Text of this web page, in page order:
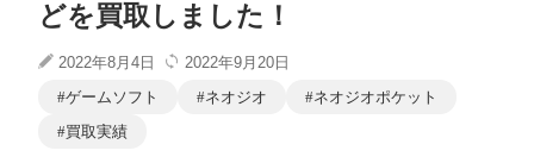
どを買取しました！
2022年8月4日
2022年9月20日
ゲームソフト
ネオジオ
ネオジオポケット
買取実績